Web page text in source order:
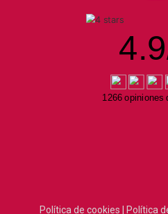
4.9
1266 opiniones
Política de cookies | Política